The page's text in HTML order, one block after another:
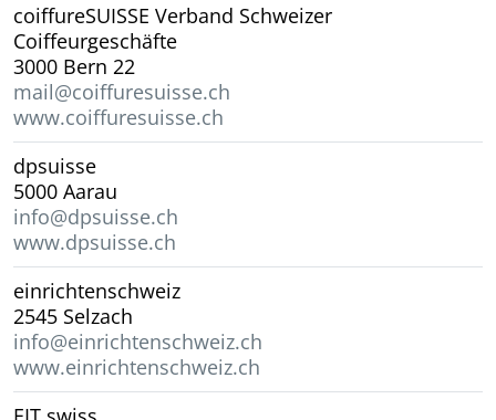
coiffureSUISSE Verband Schweizer
Coiffeurgeschäfte
3000 Bern 22
mail@coiffuresuisse.ch
www.coiffuresuisse.ch
dpsuisse
5000 Aarau
info@dpsuisse.ch
www.dpsuisse.ch
einrichtenschweiz
2545 Selzach
info@einrichtenschweiz.ch
www.einrichtenschweiz.ch